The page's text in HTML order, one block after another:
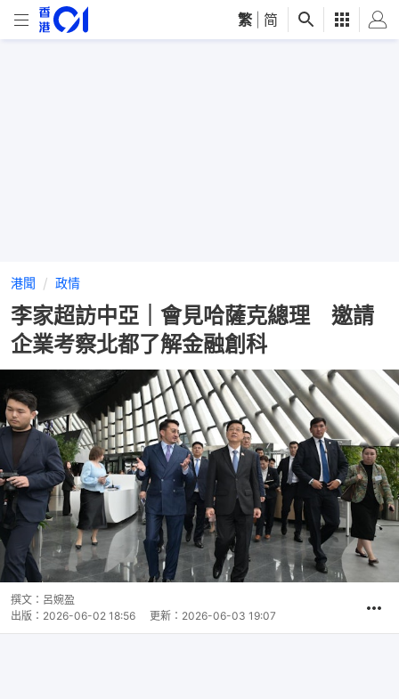
繁 简
港聞 政情
李家超訪中亞｜會見哈薩克總理 邀請
企業考察北都了解金融創科
撰文： 呂婉盈
出版： 2026-06-02 18:56 更新： 2026-06-03 19:07